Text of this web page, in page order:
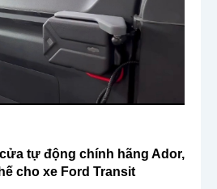
tự động chính hãng Ador,
cho xe Ford Transit